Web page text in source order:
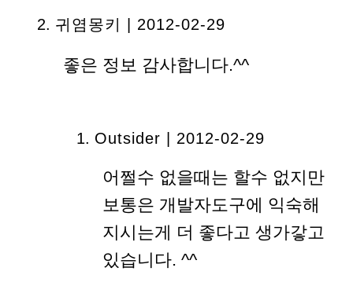
귀염몽키 | 2012-02-29
좋은 정보 감사합니다.^^
Outsider | 2012-02-29
어쩔수 없을때는 할수 없지만
보통은 개발자도구에 익숙해
지시는게 더 좋다고 생가갛고
있습니다. ^^